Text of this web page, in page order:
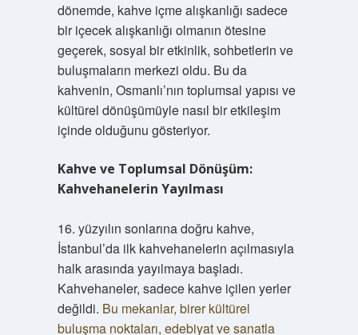
dönemde, kahve içme alışkanlığı sadece
bir içecek alışkanlığı olmanın ötesine
geçerek, sosyal bir etkinlik, sohbetlerin ve
buluşmaların merkezi oldu. Bu da
kahvenin, Osmanlı’nın toplumsal yapısı ve
kültürel dönüşümüyle nasıl bir etkileşim
içinde olduğunu gösteriyor.
Kahve ve Toplumsal Dönüşüm:
Kahvehanelerin Yayılması
16. yüzyılın sonlarına doğru kahve,
İstanbul’da ilk kahvehanelerin açılmasıyla
halk arasında yayılmaya başladı.
Kahvehaneler, sadece kahve içilen yerler
değildi. Bu mekanlar, birer kültürel
buluşma noktaları, edebiyat ve sanatla